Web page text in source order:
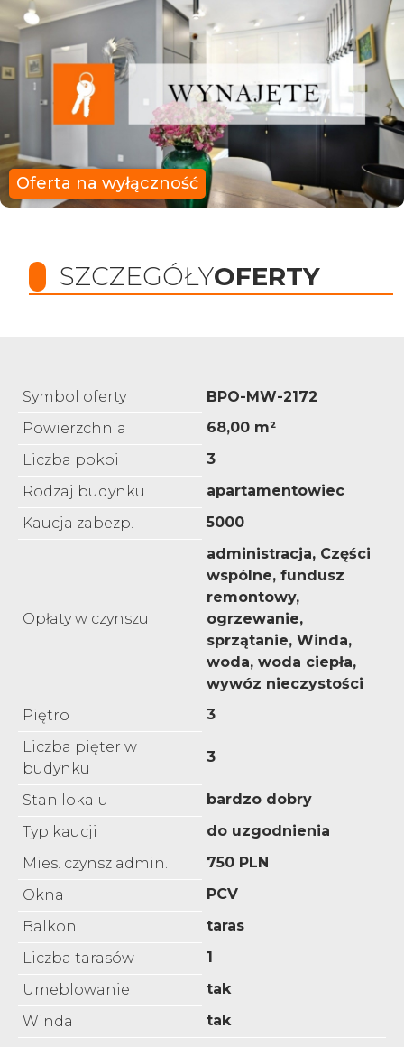
Oferta na wyłączność
SZCZEGÓŁYOFERTY
Symbol oferty
BPO-MW-2172
Powierzchnia
68,00 m²
Liczba pokoi
3
Rodzaj budynku
apartamentowiec
Kaucja zabezp.
5000
Opłaty w czynszu
administracja, Części
wspólne, fundusz
remontowy,
ogrzewanie,
sprzątanie, Winda,
woda, woda ciepła,
wywóz nieczystości
Piętro
3
Liczba pięter w
budynku
3
Stan lokalu
bardzo dobry
Typ kaucji
do uzgodnienia
Mies. czynsz admin.
750 PLN
Okna
PCV
Balkon
taras
Liczba tarasów
1
Umeblowanie
tak
Winda
tak